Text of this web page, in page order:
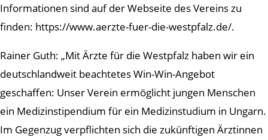
Informationen sind auf der Webseite des Vereins zu
finden: https://www.aerzte-fuer-die-westpfalz.de/.
Rainer Guth: „Mit Ärzte für die Westpfalz haben wir ein
deutschlandweit beachtetes Win-Win-Angebot
geschaffen: Unser Verein ermöglicht jungen Menschen
ein Medizinstipendium für ein Medizinstudium in Ungarn.
Im Gegenzug verpflichten sich die zukünftigen Ärztinnen